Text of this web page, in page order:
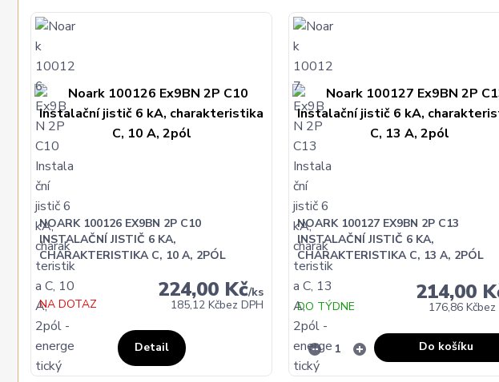
NOARK 100126 EX9BN 2P C10
INSTALAČNÍ JISTIČ 6 KA,
CHARAKTERISTIKA C, 10 A, 2PÓL
224,00 Kč/ks
185,12 Kčbez DPH
NA DOTAZ
Detail
NOARK 100127 EX9BN 2P C13
INSTALAČNÍ JISTIČ 6 KA,
CHARAKTERISTIKA C, 13 A, 2PÓL
214,00
176,86 Kčbez
DO TÝDNE
Do košíku